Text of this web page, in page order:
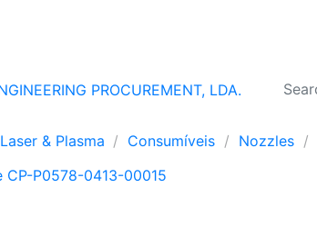
Laser & Plasma Consumíveis Nozzles